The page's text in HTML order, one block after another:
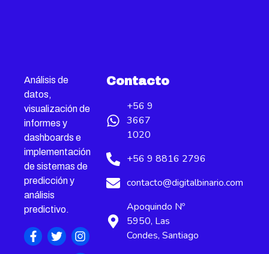
Análisis de
datos,
visualización de
informes y
dashboards e
implementación
de sistemas de
predicción y
análisis
predictivo.
Contacto
+56 9
3667
1020
+56 9 8816 2796
contacto@digitalbinario.com
Apoquindo Nº
5950, Las
Condes, Santiago